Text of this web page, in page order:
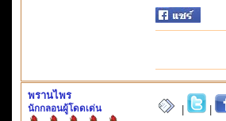
พรานไพร
นักกลอนผู้โดดเด่น